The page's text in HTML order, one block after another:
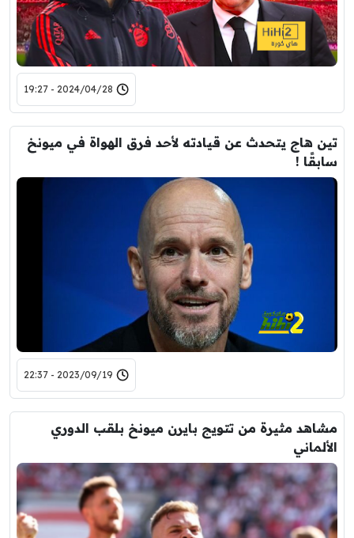
2024/04/28 - 19:27
تين هاج يتحدث عن قيادته لأحد فرق الهواة في ميونخ
سابقًا !
2023/09/19 - 22:37
مشاهد مثيرة من تتويج بايرن ميونخ بلقب الدوري
الألماني